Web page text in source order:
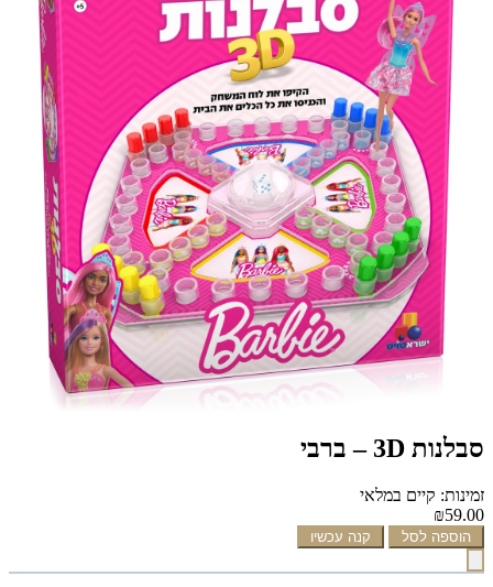
סבלנות 3D – ברבי
זמינות: קיים במלאי
₪59.00
הוספה לסל קנה עכשיו